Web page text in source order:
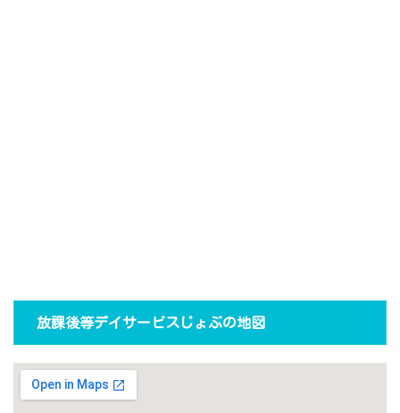
放課後等デイサービスじょぶの地図